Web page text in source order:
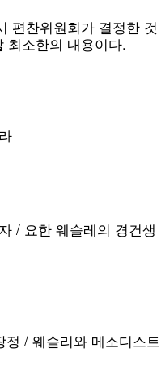
편찬위원회가 결정한 것
최소한의 내용이다.
/ 요한 웨슬레의 경건생
/ 웨슬리와 메소디스트